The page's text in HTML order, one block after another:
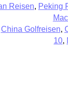
Reisen, Peking
China Golfreisen,
10,